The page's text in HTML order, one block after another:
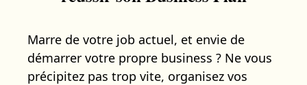
Marre de votre job actuel, et envie de
démarrer votre propre business ? Ne vous
précipitez pas trop vite, organisez vos